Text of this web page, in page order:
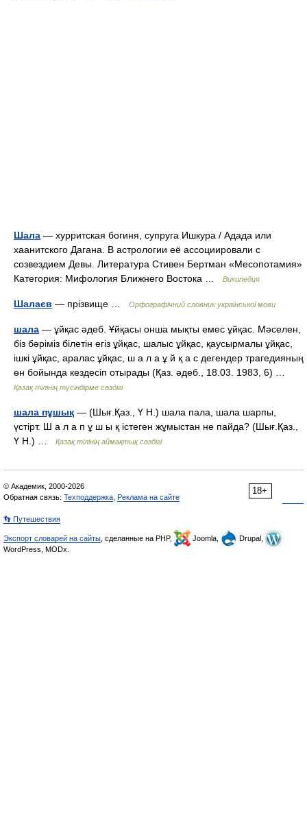
Шала — хурритская богиня, супруга Ишкура / Адада или
хаанитского Дагана. В астрологии её ассоциировали с
созвездием Девы. Литература Стивен Бертман «Месопотамия»
Категория: Мифология Ближнего Востока …
Википедия
Шалаєв — прізвище … Орфографічний словник української мови
шала — ұйқас әдеб. Ұйқасы онша мықты емес ұйқас. Мәселен,
біз бәріміз білетін егіз ұйқас, шалыс ұйқас, қаусырмалы ұйқас,
ішкі ұйқас, аралас ұйқас, ш а л а ұ й қ а с дегендер трагедияның
өн бойында кездесіп отырады (Қаз. әдеб., 18.03. 1983, 6) …
Қазақ тілінің түсіндірме сөздігі
шала пұшық — (Шығ.Қаз., Ү Н.) шала пала, шала шарпы,
үстірт. Ш а л а п ұ ш ы қ істеген жұмыстан не пайда? (Шығ.Қаз.,
Ү Н.) …
Қазақ тілінің аймақтық сөздігі
18+
© Академик, 2000-2026
Обратная связь: Техподдержка Реклама на сайте
👣 Путешествия
Экспорт словарей на сайты , сделанные на PHP, Joomla,
Drupal,
WordPress, MODx.